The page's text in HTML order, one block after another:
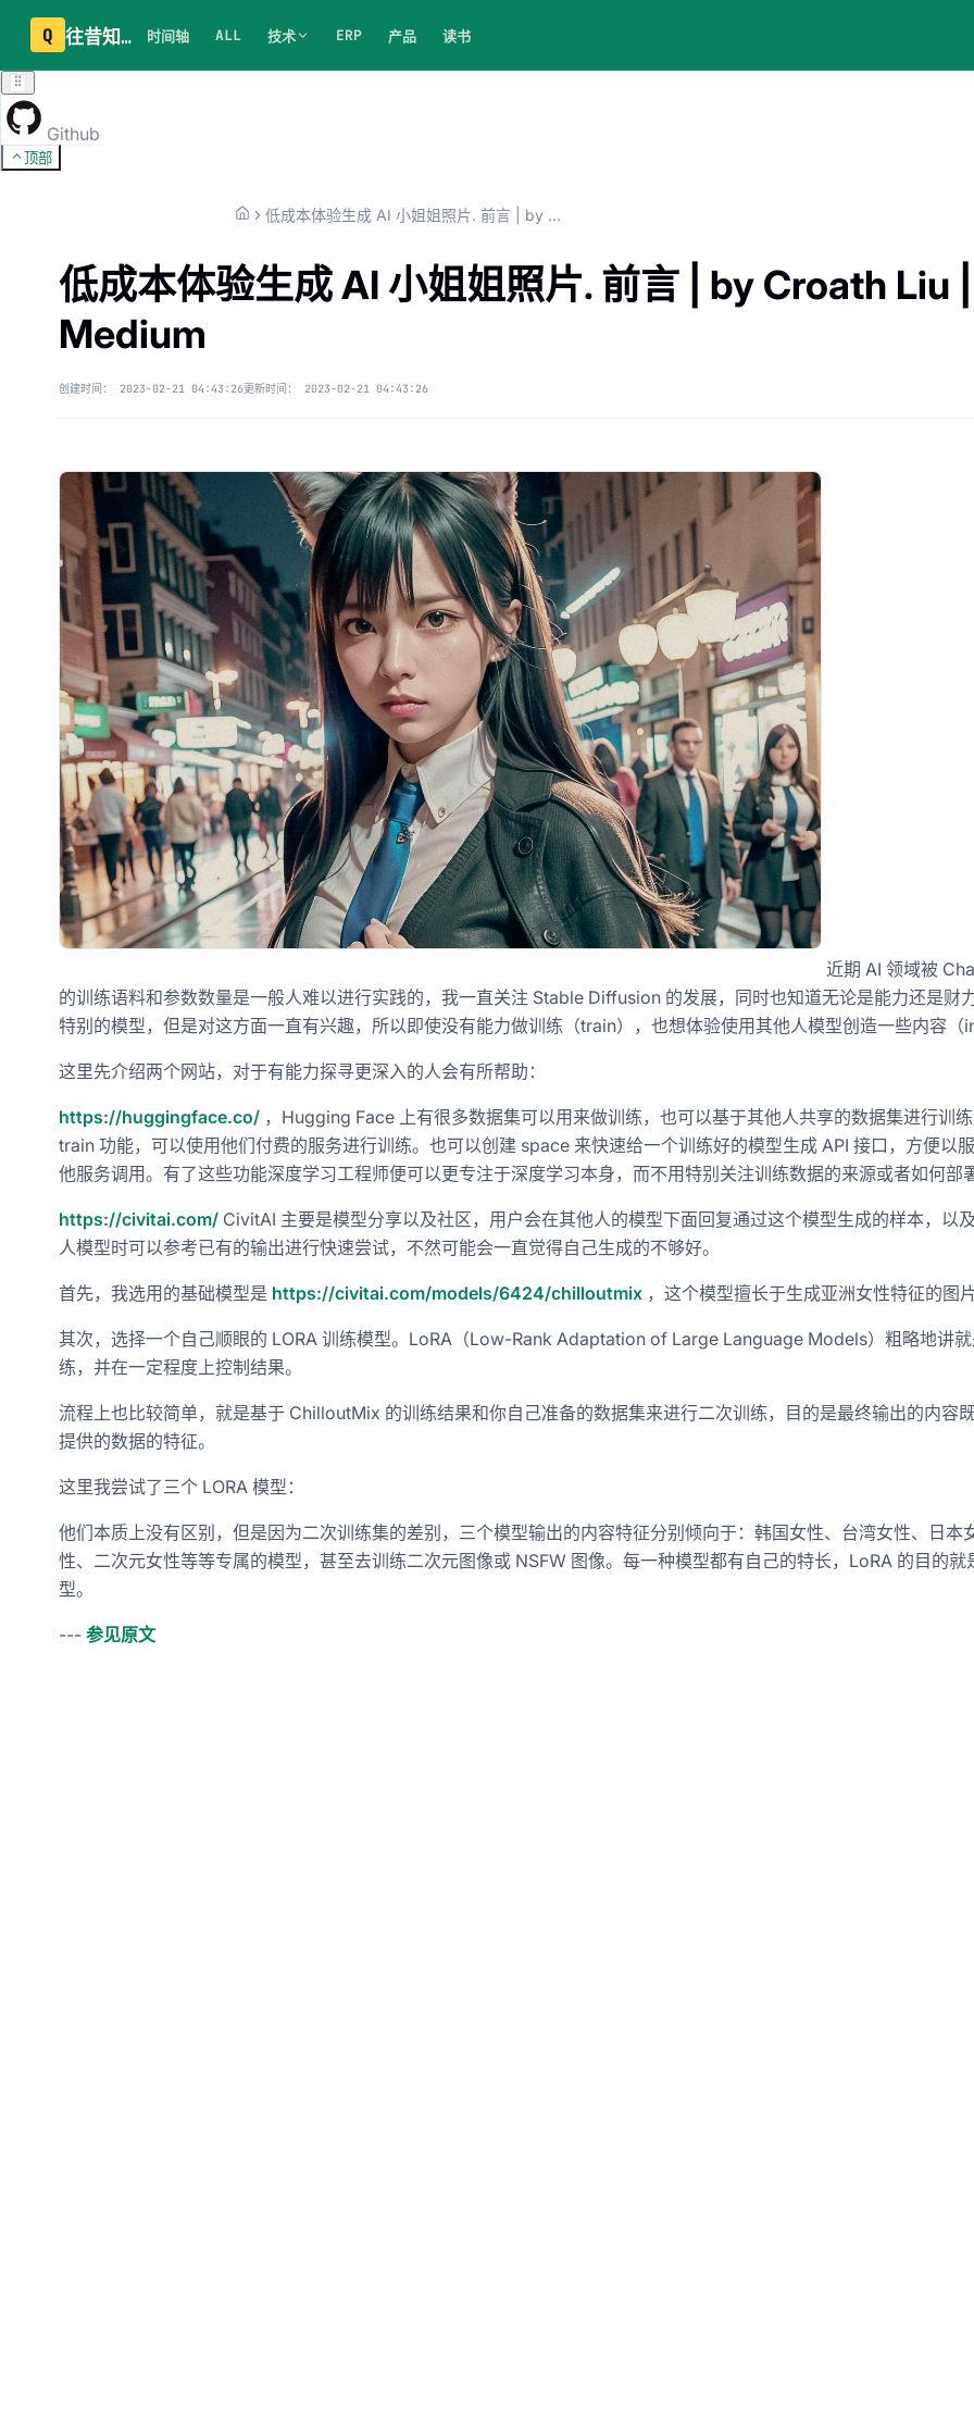
Q 往昔知识库 时间轴 ALL 技术 ERP 产品 读书
Github
顶部
低成本体验生成 AI 小姐姐照片. 前言 | by Croath Liu | Feb, 2023 | Medium
低成本体验生成 AI 小姐姐照片. 前言 | by Croath Liu |
Medium
创建时间： 2023-02-21 04:43:26更新时间： 2023-02-21 04:43:26
近期 AI 领域被
的训练语料和参数数量是一般人难以进行实践的，我一直关注 Stable Diffusion 的发展，同时也知道无论是能力还是财
特别的模型，但是对这方面一直有兴趣，所以即使没有能力做训练（train），也想体验使用其他人模型创造一些内容（
这里先介绍两个网站，对于有能力探寻更深入的人会有所帮助：
https://huggingface.co/，Hugging Face 上有很多数据集可以用来做训练，也可以基于其他人共享的数据集进行训
train 功能，可以使用他们付费的服务进行训练。也可以创建 space 来快速给一个训练好的模型生成 API 接口，方便以
他服务调用。有了这些功能深度学习工程师便可以更专注于深度学习本身，而不用特别关注训练数据的来源或者如何部
https://civitai.com/CivitAI 主要是模型分享以及社区，用户会在其他人的模型下面回复通过这个模型生成的样本，以
人模型时可以参考已有的输出进行快速尝试，不然可能会一直觉得自己生成的不够好。
首先，我选用的基础模型是 https://civitai.com/models/6424/chilloutmix，这个模型擅长于生成亚洲女性特征的图片
其次，选择一个自己顺眼的 LORA 训练模型。LoRA（Low-Rank Adaptation of Large Language Models）粗略地讲
练，并在一定程度上控制结果。
流程上也比较简单，就是基于 ChilloutMix 的训练结果和你自己准备的数据集来进行二次训练，目的是最终输出的内容
提供的数据的特征。
这里我尝试了三个 LORA 模型：
他们本质上没有区别，但是因为二次训练集的差别，三个模型输出的内容特征分别倾向于：韩国女性、台湾女性、日本
性、二次元女性等等专属的模型，甚至去训练二次元图像或 NSFW 图像。每一种模型都有自己的特长，LoRA 的目的
型。
--- 参见原文